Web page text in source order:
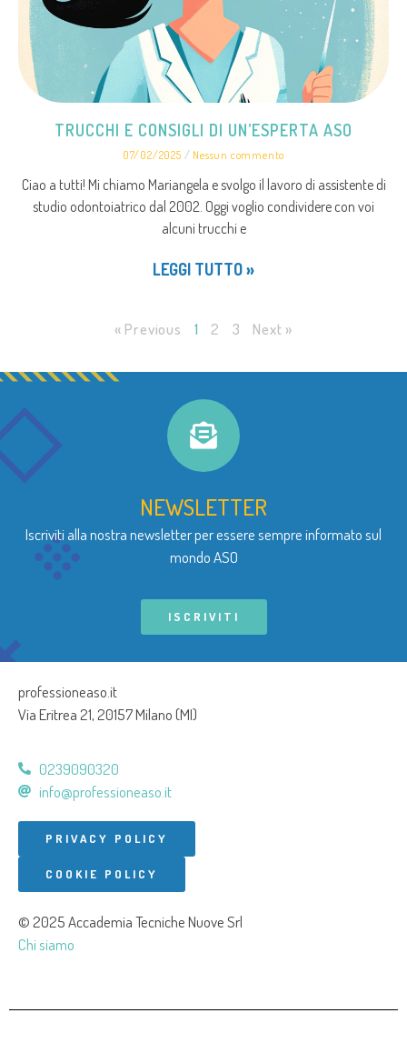
TRUCCHI E CONSIGLI DI UN’ESPERTA ASO
07/02/2025 Nessun commento
Ciao a tutti! Mi chiamo Mariangela e svolgo il lavoro di assistente di
studio odontoiatrico dal 2002. Oggi voglio condividere con voi
alcuni trucchi e
LEGGI TUTTO »
« Previous 1 2 3 Next »
NEWSLETTER
Iscriviti alla nostra newsletter per essere sempre informato sul
mondo ASO
ISCRIVITI
professioneaso.it
Via Eritrea 21, 20157 Milano (MI)
0239090320
info@professioneaso.it
PRIVACY POLICY
COOKIE POLICY
© 2025 Accademia Tecniche Nuove Srl
Chi siamo